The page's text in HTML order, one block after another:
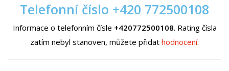
Telefonní číslo +420 772500108
Informace o telefonním čísle +420772500108. Rating čísla
zatím nebyl stanoven, můžete přidat hodnocení.